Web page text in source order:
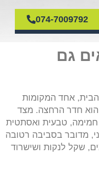
074-7009792
גם
אחד המקומות
הוא חדר הרחצה. מצד
חמימה, טבעית ואסתטית
מדובר בסביבה רטובה
שקל לנקות ושישרוד